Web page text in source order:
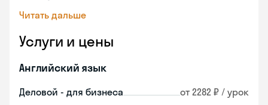
Читать дальше
Услуги и цены
Английский язык
Деловой - для бизнеса от 2282 ₽ / урок